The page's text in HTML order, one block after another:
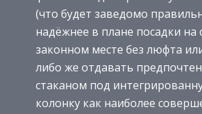
(что будет заведомо
надёжнее в плане посадки на
законном месте без люфта
либо же отдавать
стаканом под
колонку как наиболее